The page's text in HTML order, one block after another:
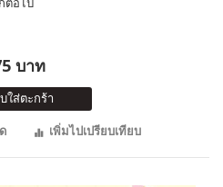
บาท
ใส่ตะกร้า
เพิ่มไปเปรียบเทียบ